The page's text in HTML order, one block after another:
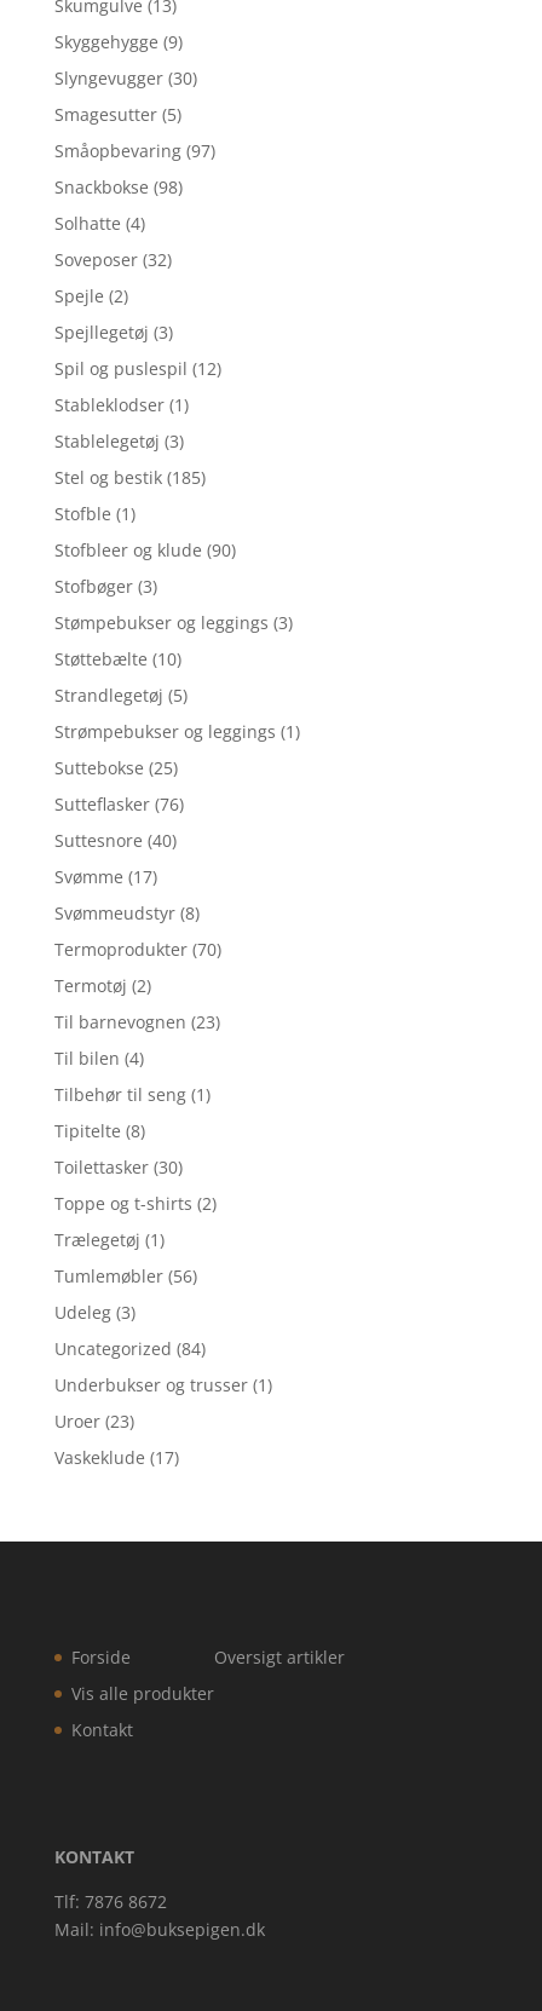
Skumgulve (13)
Skyggehygge (9)
Slyngevugger (30)
Smagesutter (5)
Småopbevaring (97)
Snackbokse (98)
Solhatte (4)
Soveposer (32)
Spejle (2)
Spejllegetøj (3)
Spil og puslespil (12)
Stableklodser (1)
Stablelegetøj (3)
Stel og bestik (185)
Stofble (1)
Stofbleer og klude (90)
Stofbøger (3)
Stømpebukser og leggings (3)
Støttebælte (10)
Strandlegetøj (5)
Strømpebukser og leggings (1)
Suttebokse (25)
Sutteflasker (76)
Suttesnore (40)
Svømme (17)
Svømmeudstyr (8)
Termoprodukter (70)
Termotøj (2)
Til barnevognen (23)
Til bilen (4)
Tilbehør til seng (1)
Tipitelte (8)
Toilettasker (30)
Toppe og t-shirts (2)
Trælegetøj (1)
Tumlemøbler (56)
Udeleg (3)
Uncategorized (84)
Underbukser og trusser (1)
Uroer (23)
Vaskeklude (17)
Forside
Vis alle produkter
Kontakt
Oversigt artikler
KONTAKT
Tlf: 7876 8672
Mail: info@buksepigen.dk